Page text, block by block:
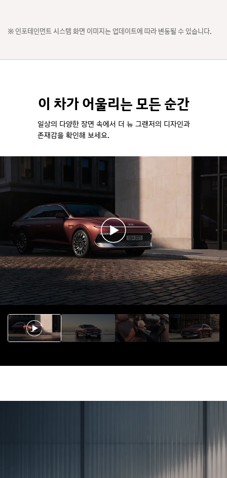
인포테인먼트 시스템 화면 이미지는 업데이트에 따라 변동될 수 있습니다.
이 차가 어울리는 모든 순간
일상의 다양한 장면 속에서 더 뉴 그랜저의 디자인과
존재감을 확인해 보세요.